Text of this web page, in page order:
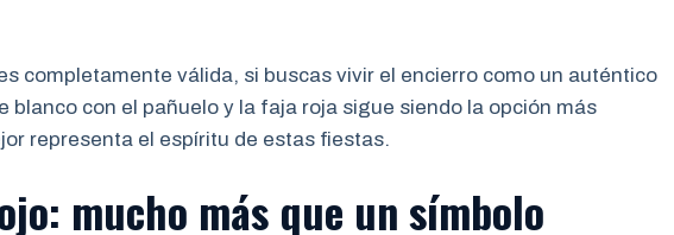
completamente válida, si buscas vivir el encierro como un auténtico
blanco con el pañuelo y la faja roja sigue siendo la opción más
representa el espíritu de estas fiestas.
mucho más que un símbolo